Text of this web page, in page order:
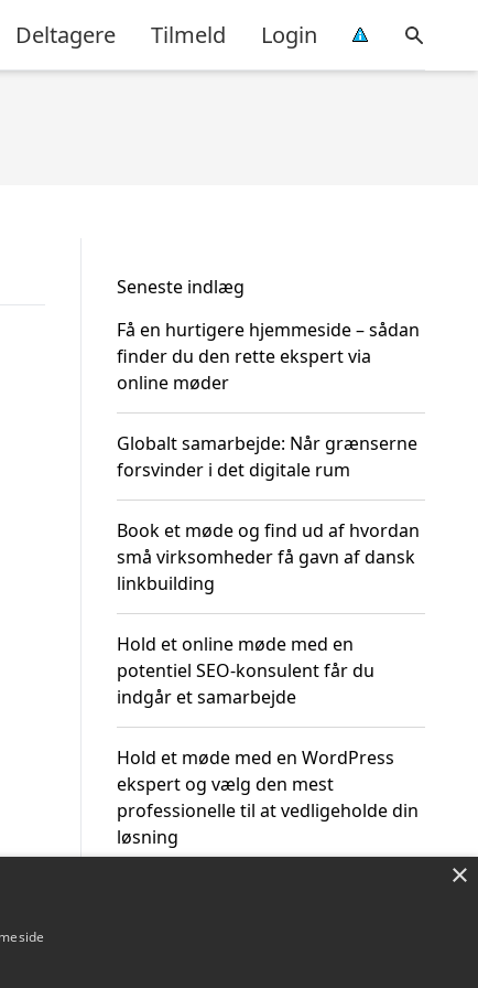
Deltagere Tilmeld Login
Seneste indlæg
Få en hurtigere hjemmeside – sådan
finder du den rette ekspert via
online møder
Globalt samarbejde: Når grænserne
forsvinder i det digitale rum
Book et møde og find ud af hvordan
små virksomheder få gavn af dansk
linkbuilding
Hold et online møde med en
potentiel SEO-konsulent får du
indgår et samarbejde
Hold et møde med en WordPress
ekspert og vælg den mest
professionelle til at vedligeholde din
løsning
×